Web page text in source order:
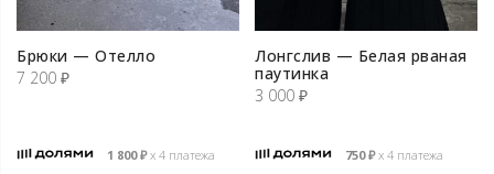
Брюки — Отелло
7 200 ₽
1 800₽х 4 платежа
Лонгслив — Белая рваная
паутинка
3 000 ₽
750₽х 4 платежа